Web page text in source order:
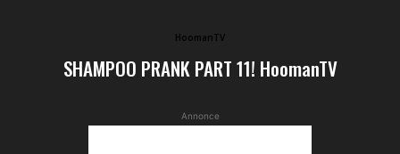
HoomanTV
SHAMPOO PRANK PART 11! HoomanTV
Annonce